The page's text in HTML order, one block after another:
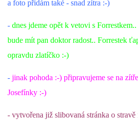
O FRETCE
PÉČE O FRETKU
a foto přidám také - snad zítra :-)
- dnes jdeme opět k vetovi s
bude mít pan doktor radost.. Forrestek
opravdu zlatíčko :-)
- jinak pohoda :-) připravujeme se na
Josefínky :-)
- vytvořena již slibovaná stránka o